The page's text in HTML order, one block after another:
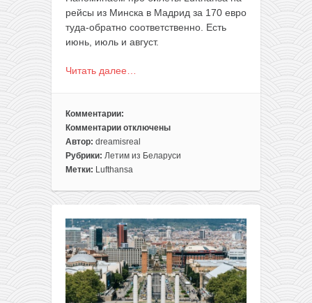
рейсы из Минска в Мадрид за 170 евро
туда-обратно соответственно. Есть
июнь, июль и август.
Читать далее…
Комментарии:
Комментарии
к
записи
На
лето:
из
Минска
в
Мадрид
за
170€
отключены
Автор: dreamisreal
Рубрики: Летим из Беларуси
Метки: Lufthansa